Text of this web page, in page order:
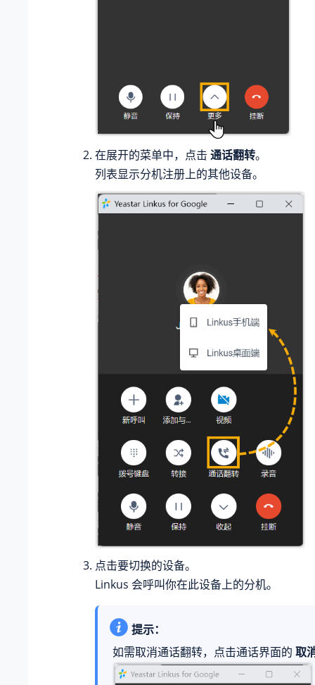
在展开的菜单中，点击 通话翻转。
列表显示分机注册上的其他设备。
点击要切换的设备。
Linkus 会呼叫你在此设备上的分机。
提示：
如需取消通话翻转，点击通话界面的 取